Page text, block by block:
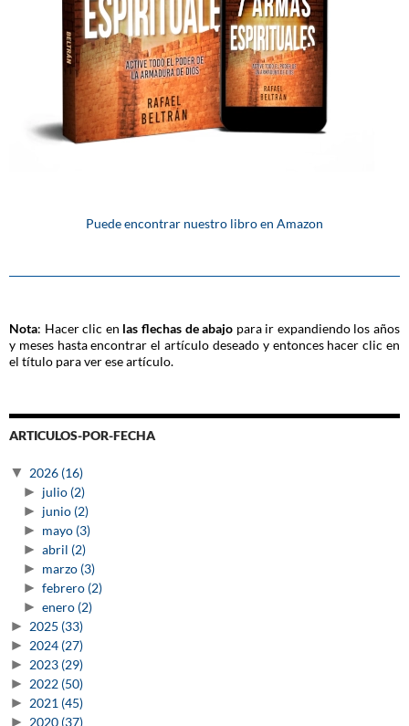
Puede encontrar nuestro libro en Amazon
Nota: Hacer clic en las flechas de abajo para ir expandiendo los años
y meses hasta encontrar el artículo deseado y entonces hacer clic en
el título para ver ese artículo.
ARTICULOS-POR-FECHA
▼ 2026 (16)
► julio (2)
► junio (2)
► mayo (3)
► abril (2)
► marzo (3)
► febrero (2)
► enero (2)
► 2025 (33)
► 2024 (27)
► 2023 (29)
► 2022 (50)
► 2021 (45)
► 2020 (37)